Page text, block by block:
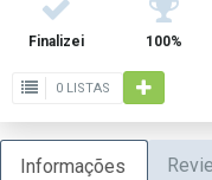
Finalizei 100%
0 LISTAS
Informações